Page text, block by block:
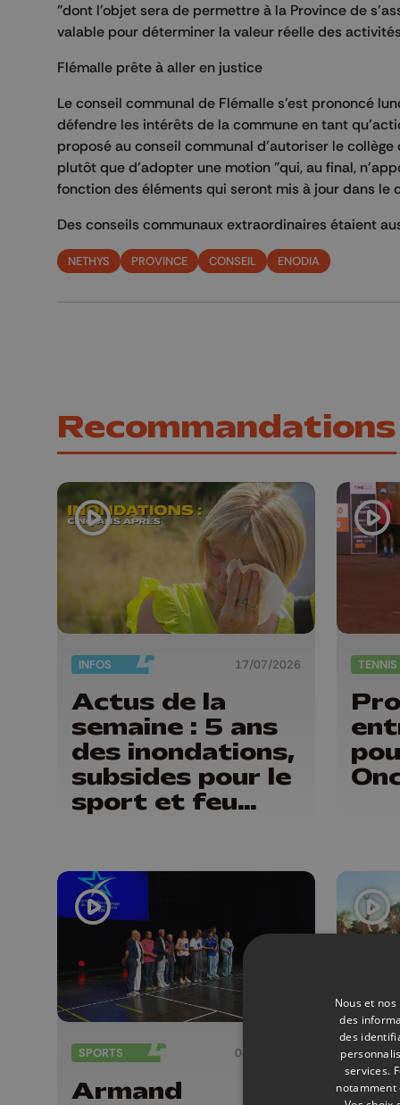
"dont l'objet sera de permettre à la Province de
valable pour déterminer la valeur réelle des
Flémalle prête à aller en justice
Le conseil communal de Flémalle s'est prononcé
défendre les intérêts de la commune en tant
proposé au conseil communal d'autoriser le
plutôt que d'adopter une motion "qui, au final,
fonction des éléments qui seront mis à jour dans le
Des conseils communaux extraordinaires étaient
NETHYS PROVINCE CONSEIL ENODIA
Recommandations
INFOS 17/07/2026
Actus de la
semaine : 5 ans
des inondations,
subsides pour le
sport et feu
TENNIS
SPORTS 04/06/2026
Armand
Nous et
des
des
services.
notamment